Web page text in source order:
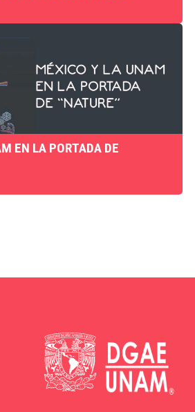
EN LA PORTADA DE